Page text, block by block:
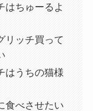
ちゅーるよ
リッチ買って
はうちの猫様
食べさせたい